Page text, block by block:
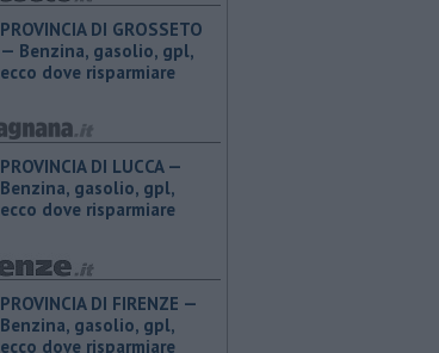
PROVINCIA DI GROSSETO
— ​Benzina, gasolio, gpl,
ecco dove risparmiare
PROVINCIA DI LUCCA — ​
Benzina, gasolio, gpl,
ecco dove risparmiare
PROVINCIA DI FIRENZE — ​
Benzina, gasolio, gpl,
ecco dove risparmiare